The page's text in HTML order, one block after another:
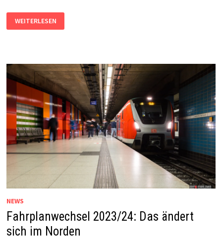
LÄUFT
DER
WEITERLESEN
NEWS
Fahrplanwechsel 2023/24: Das ändert
sich im Norden